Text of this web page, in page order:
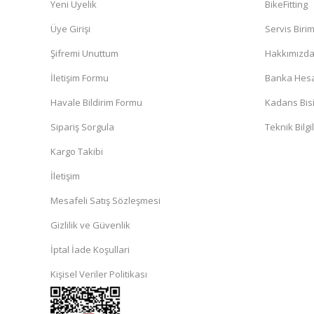
Yeni Üyelik
Üye Girişi
Şifremi Unuttum
İletişim Formu
Havale Bildirim Formu
Sipariş Sorgula
Kargo Takibi
İletişim
Mesafeli Satış Sözleşmesi
Gizlilik ve Güvenlik
İptal İade Koşullari
Kişisel Veriler Politikası
BikeFitting
Servis
Hakkımızda
Banka
Kadans
Teknik